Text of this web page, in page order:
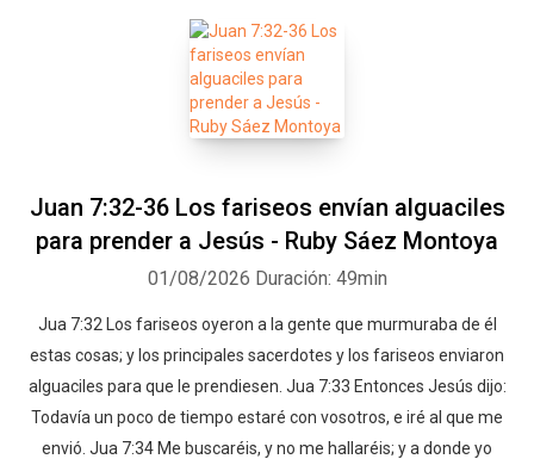
Juan 7:32-36 Los fariseos envían alguaciles
para prender a Jesús - Ruby Sáez Montoya
01/08/2026 Duración: 49min
Jua 7:32 Los fariseos oyeron a la gente que murmuraba de él
estas cosas; y los principales sacerdotes y los fariseos enviaron
alguaciles para que le prendiesen. Jua 7:33 Entonces Jesús dijo:
Todavía un poco de tiempo estaré con vosotros, e iré al que me
envió. Jua 7:34 Me buscaréis, y no me hallaréis; y a donde yo